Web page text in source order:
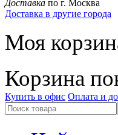
Доставка по г. Москва
Доставка в другие города
Моя
Корзина
Купить в офис Оплата и